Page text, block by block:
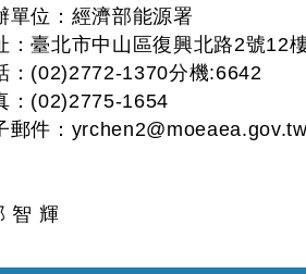
位：經濟部能源署
臺北市中山區復興北路2號12
(02)2772-1370分機:6642
(02)2775-1654
件： yrchen2@moeaea.gov.tw
輝